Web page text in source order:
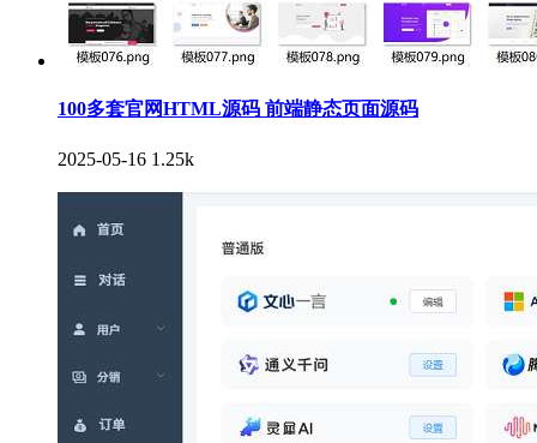
100多套官网HTML源码 前端静态页面源码
2025-05-16 1.25k